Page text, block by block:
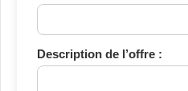
Description de l’offre :